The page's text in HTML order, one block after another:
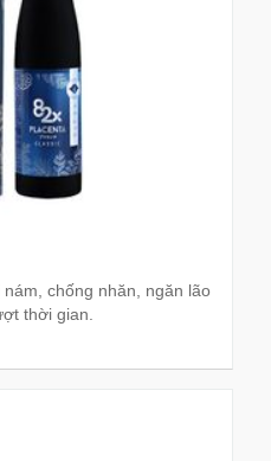
chống nhăn, ngăn lão
thời gian.